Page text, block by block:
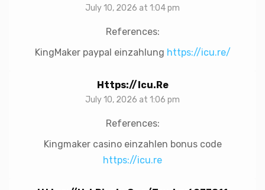
July 10, 2026 at 1:04 pm
References:
KingMaker paypal einzahlung https://icu.re/
Https://icu.re
July 10, 2026 at 1:06 pm
References:
Kingmaker casino einzahlen bonus code
https://icu.re